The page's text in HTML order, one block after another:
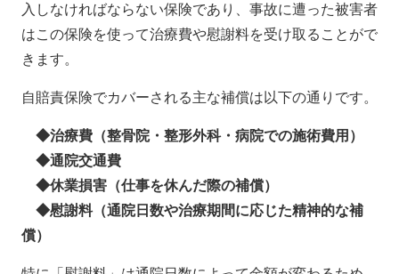
入しなければならない保険であり、事故に遭った被害者
はこの保険を使って治療費や慰謝料を受け取ることがで
きます。
自賠責保険でカバーされる主な補償は以下の通りです。
◆治療費（整骨院・整形外科・病院での施術費用）
◆通院交通費
◆休業損害（仕事を休んだ際の補償）
◆慰謝料（通院日数や治療期間に応じた精神的な補
償）